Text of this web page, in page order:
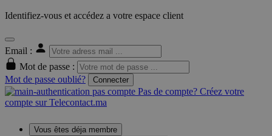
Identifiez-vous et accédez a votre espace client
Email :
Mot de passe :
Mot de passe oublié?
Connecter
Pas de compte? Créez votre
compte sur Telecontact.ma
Vous êtes déja membre